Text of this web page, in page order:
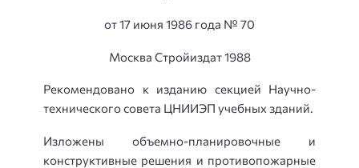
от 17 июня 1986 года № 70
Москва Стройиздат 1988
Рекомендовано к изданию секцией Научно-
технического совета ЦНИИЭП учебных зданий.
Изложены объемно-планировочные и
конструктивные решения и противопожарные